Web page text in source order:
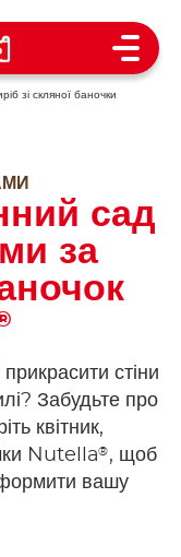
Open
зі скляної баночки
сад
за
стіни
Забудьте про
квітник,
Nutella®, щоб
вашу